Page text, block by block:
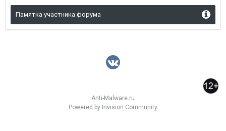
Памятка участника форума
Anti-Malware.ru
Powered by Invision Community